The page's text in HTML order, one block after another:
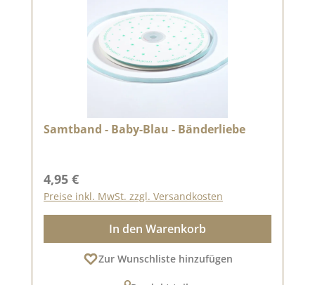
Samtband - Baby-Blau - Bänderliebe
Regulärer Preis:
4,95 €
Preise inkl. MwSt. zzgl. Versandkosten
In den Warenkorb
Zur Wunschliste hinzufügen